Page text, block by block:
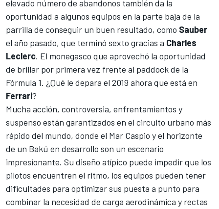
elevado número de abandonos también da la
oportunidad a algunos equipos en la parte baja de la
parrilla de conseguir un buen resultado, como Sauber
el año pasado, que terminó sexto gracias a Charles
Leclerc. El monegasco que aprovechó la oportunidad
de brillar por primera vez frente al paddock de la
Fórmula 1. ¿Qué le depara el 2019 ahora que está en
Ferrari?
Mucha acción, controversia, enfrentamientos y
suspenso están garantizados en el circuito urbano más
rápido del mundo, donde el Mar Caspio y el horizonte
de un Bakú en desarrollo son un escenario
impresionante. Su diseño atípico puede impedir que los
pilotos encuentren el ritmo, los equipos pueden tener
dificultades para optimizar sus puesta a punto para
combinar la necesidad de carga aerodinámica y rectas